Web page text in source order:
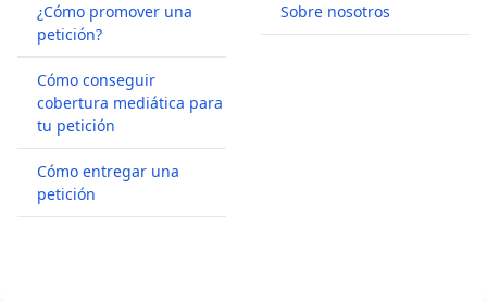
¿Cómo promover una
petición?
Cómo conseguir
cobertura mediática para
tu petición
Cómo entregar una
petición
Sobre nosotros